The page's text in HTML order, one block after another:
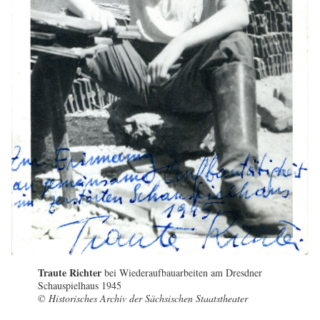
Traute Richter bei Wiederaufbauarbeiten am Dresdner
Schauspielhaus 1945
© Historisches Archiv der Sächsischen Staatstheater